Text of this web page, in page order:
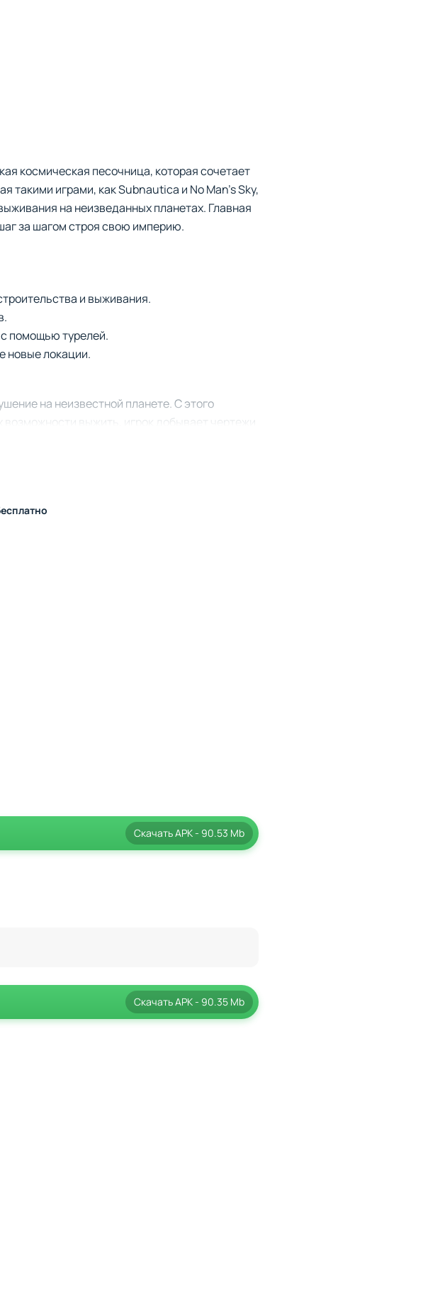
космическая песочница, которая сочетает
играми, как Subnautica и No Man’s Sky,
на неизведанных планетах. Главная
за шагом строя свою империю.
и выживания.
помощью турелей.
новые локации.
на неизвестной планете. С этого
выжить, игрок добывает чертежи
История здесь развивается именно так,
Изначально игрок строит самые
СкачатьAPK- 90.53 Mb
СкачатьAPK- 90.35 Mb